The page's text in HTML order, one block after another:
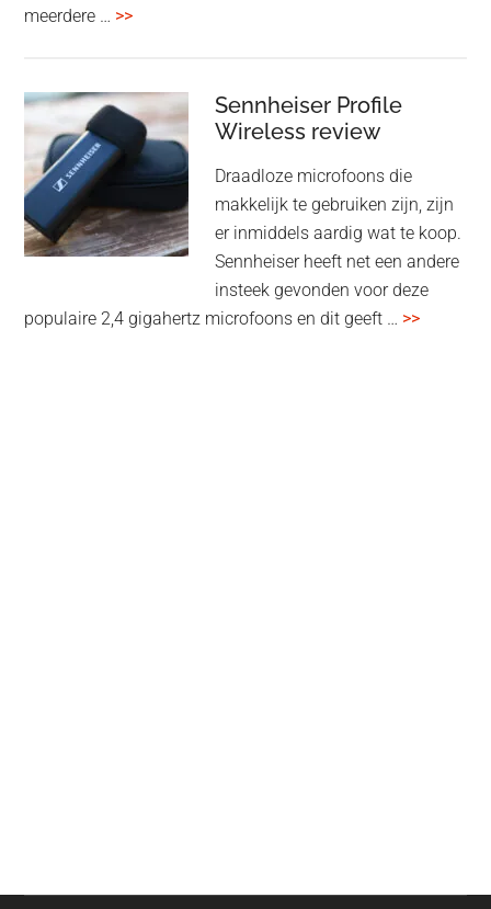
meerdere … >>overMcIntosh
audiomatrix
voor
high-
end
multiroom
Sennheiser Profile
Wireless review
Draadloze microfoons die
makkelijk te gebruiken zijn, zijn
er inmiddels aardig wat te koop.
Sennheiser heeft net een andere
insteek gevonden voor deze
populaire 2,4 gigahertz microfoons en dit geeft … >>